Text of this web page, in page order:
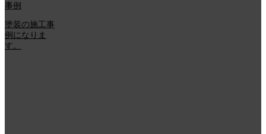
事例
塗装の施工事
例になりま
す。